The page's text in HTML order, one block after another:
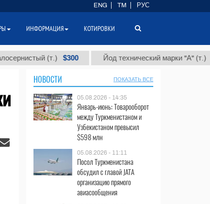
(т.) $300 Йод технический марки "А" (т.) $86 000
НОВОСТИ ПОКАЗАТЬ ВСЕ
05.08.2026 - 14:35
Январь-июнь: Товарооборот
между Туркменистаном и
Узбекистаном превысил
$598 млн
05.08.2026 - 11:11
Посол Туркменистана
обсудил с главой JATA
организацию прямого
авиасообщения
ENG TM РУС
ИНФОРМАЦИЯ КОТИРОВКИ